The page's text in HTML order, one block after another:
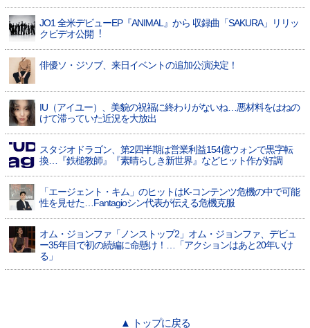
JO1 全⽶デビューEP『ANIMAL』から 収録曲「SAKURA」リリッ
クビデオ公開︕
俳優ソ・ジソブ、来日イベントの追加公演決定！
IU（アイユー）、美貌の祝福に終わりがないね…悪材料をはねの
けて滞っていた近況を大放出
スタジオドラゴン、第2四半期は営業利益154億ウォンで黒字転
換…『鉄槌教師』『素晴らしき新世界』などヒット作が好調
「エージェント・キム」のヒットはK-コンテンツ危機の中で可能
性を見せた…Fantagioシン代表が伝える危機克服
オム・ジョンファ「ノンストップ2」オム・ジョンファ、デビュ
ー35年目で初の続編に命懸け！…「アクションはあと20年いけ
る」
▲ トップに戻る